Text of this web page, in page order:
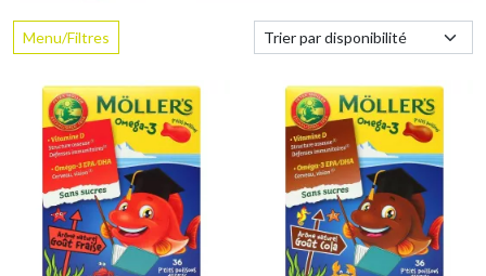
Menu/Filtres